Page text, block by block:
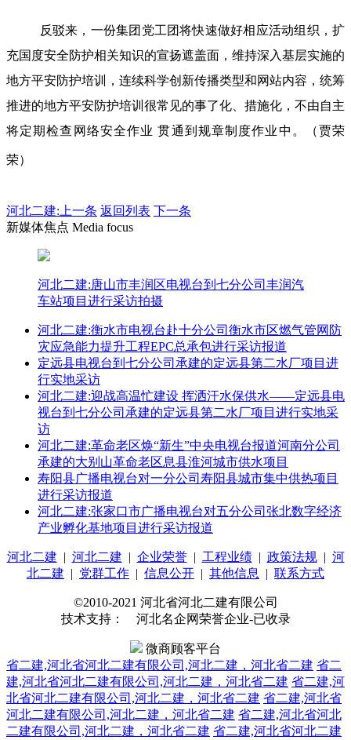
反驳来，一份集团党工团将快速做好相应活动组织，扩
充国度安全防护相关知识的宣扬遮盖面，维持深入基层实施的
地方平安防护培训，连续科学创新传播类型和网站内容，统筹
推进的地方平安防护培训很常见的事了化、措施化，不由自主
将定期检查网络安全作业 贯通到规章制度作业中。（贾荣
荣）
河北二建: 上一条 返回列表 下一条
新媒体焦点 Media focus
河北二建:唐山市丰润区电视台到七分公司丰润汽
车站项目进行采访拍摄
河北二建:衡水市电视台赴十分公司衡水市区燃气管网防
灾应急能力提升工程EPC总承包进行采访报道
定远县电视台到七分公司承建的定远县第二水厂项目进
行实地采访
河北二建:迎战高温忙建设 挥洒汗水保供水——定远县电
视台到七分公司承建的定远县第二水厂项目进行实地采
访
河北二建:革命老区焕“新生”中央电视台报道河南分公司
承建的大别山革命老区息县淮河城市供水项目
寿阳县广播电视台对一分公司寿阳县城市集中供热项目
进行采访报道
河北二建:张家口市广播电视台对五分公司张北数字经济
产业孵化基地项目进行采访报道
河北二建 | 河北二建 | 企业荣誉| 工程业绩| 政策法规| 河
北二建 | 党群工作 | 信息公开 | 其他信息 | 联系方式
©2010-2021 河北省河北二建有限公司
技术支持： 河北名企网荣誉企业-已收录
微商顾客平台
省二建,河北省河北二建有限公司,河北二建，河北省二建 省二
建,河北省河北二建有限公司,河北二建，河北省二建 省二建,河
北省河北二建有限公司,河北二建，河北省二建 省二建,河北省
河北二建有限公司,河北二建，河北省二建 省二建,河北省河北
二建有限公司,河北二建，河北省二建 省二建,河北省河北二建